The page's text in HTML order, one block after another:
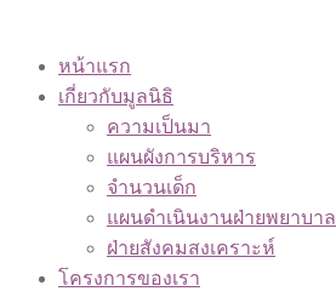
หน้าแรก
เกี่ยวกับมูลนิธิ
ความเป็นมา
แผนผังการบริหาร
จำนวนเด็ก
แผนดำเนินงานฝ่ายพยาบาล
ฝ่ายสังคมสงเคราะห์
โครงการของเรา